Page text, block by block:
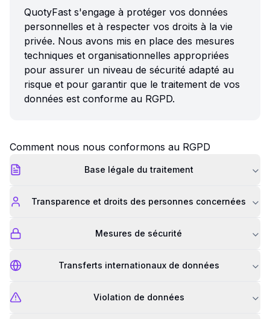
QuotyFast s'engage à protéger vos données
personnelles et à respecter vos droits à la vie
privée. Nous avons mis en place des mesures
techniques et organisationnelles appropriées
pour assurer un niveau de sécurité adapté au
risque et pour garantir que le traitement de vos
données est conforme au RGPD.
Comment nous nous conformons au RGPD
Base légale du traitement
Transparence et droits des personnes concernées
Mesures de sécurité
Transferts internationaux de données
Violation de données